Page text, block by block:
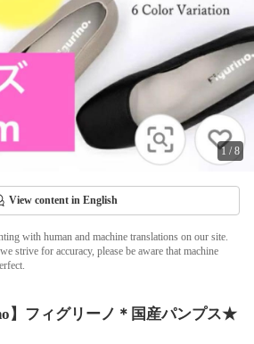
1 /8
View content in English
with human and machine translations on our site.
strive for accuracy, please be aware that machine
】フィグリーノ＊国産パンプス★